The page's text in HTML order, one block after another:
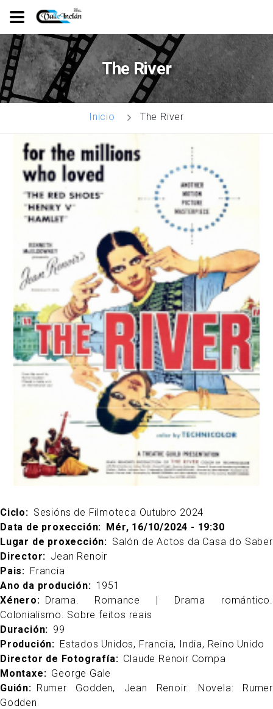
Ir
o
contido
principal
The River
Inicio The River
Ciclo
Sesións de Filmoteca Outubro 2024
Data de proxección
Mér, 16/10/2024 - 19:30
Lugar de proxección
Salón de Actos da Casa do Saber
Director
Jean Renoir
Pais
Francia
Ano da produción
1951
Xénero
Drama. Romance | Drama romántico.
Colonialismo. Sobre feitos reais
Duración
99
Produción
Estados Unidos, Francia, India, Reino Unido
Director de Fotografía
Claude Renoir Compa
Montaxe
George Gale
Guión
Rumer Godden, Jean Renoir. Novela: Rumer
Godden